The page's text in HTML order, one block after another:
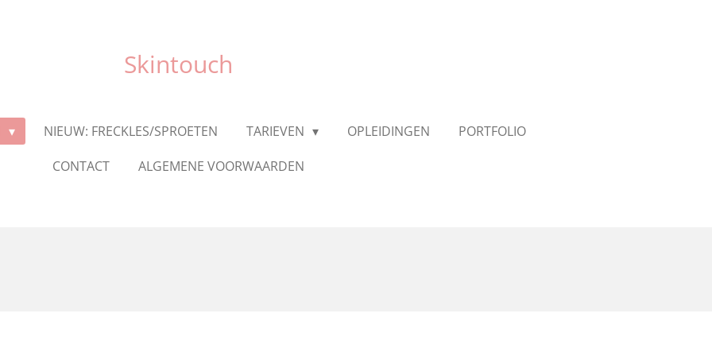
Skintouch
NIEUW: FRECKLES/SPROETEN TARIEVEN OPLEIDINGEN
PORTFOLIO
CONTACT
ALGEMENE VOORWAARDEN